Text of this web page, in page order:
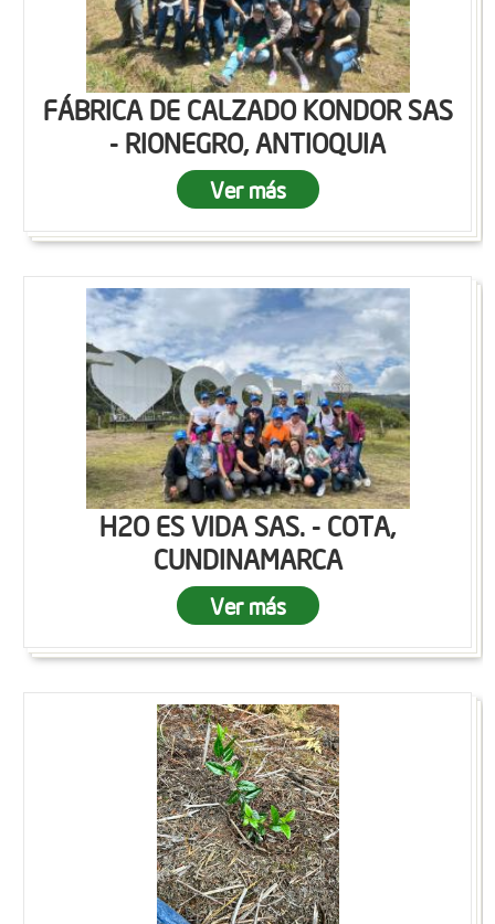
FÁBRICA DE CALZADO KONDOR SAS
- RIONEGRO, ANTIOQUIA
Ver más
H2O ES VIDA SAS. - COTA,
CUNDINAMARCA
Ver más